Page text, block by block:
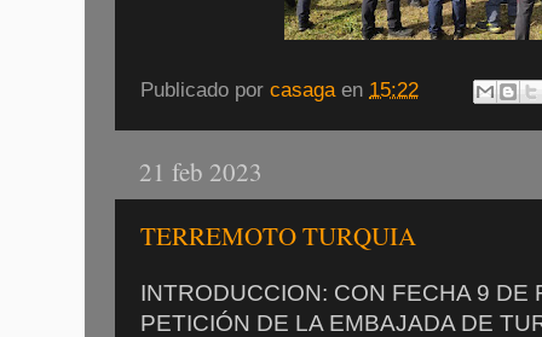
Publicado por casaga en 15:22
21 feb 2023
TERREMOTO TURQUIA
INTRODUCCION: CON FECHA 9 DE
PETICIÓN DE LA EMBAJADA DE